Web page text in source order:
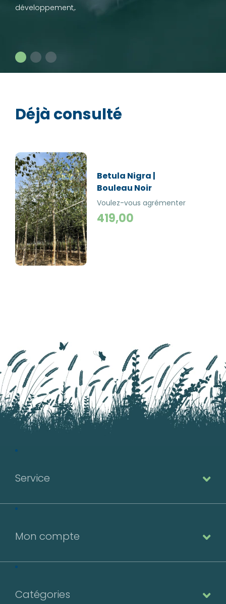
développement,.
Déjà consulté
Betula Nigra |
Bouleau Noir
Voulez-vous agrémenter
votre jardin d’un bouleau
noir ou betula nigra ? Ce
419,00
Service
Mon compte
Catégories